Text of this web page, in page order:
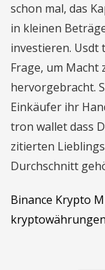
schon mal, das
in kleinen
investieren. Usdt
Frage, um Macht
hervorgebracht.
Einkäufer ihr
tron wallet dass
zitierten
Durchschnitt
Binance Krypto